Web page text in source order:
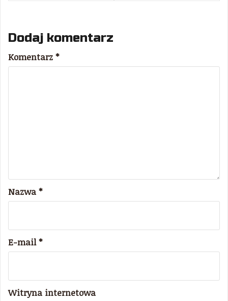
Dodaj komentarz
Komentarz *
Nazwa *
E-mail*
Witryna internetowa